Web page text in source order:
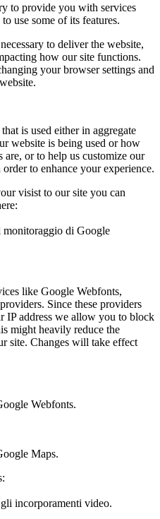
to provide you with services
use some of its features.
to deliver the website,
how our site functions.
your browser settings and
is used either in aggregate
website is being used or how
or to help us customize our
to enhance your experience.
visist to our site you can
monitoraggio di Google
like Google Webfonts,
Since these providers
IP address we allow you to block
might heavily reduce the
site. Changes will take effect
Webfonts.
Maps.
incorporamenti video.